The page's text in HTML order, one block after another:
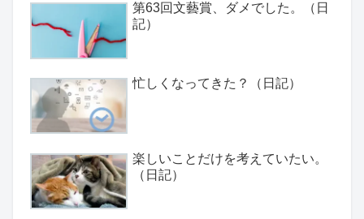
第63回文藝賞、ダメでした。（日
記）
忙しくなってきた？（日記）
楽しいことだけを考えていたい。
（日記）